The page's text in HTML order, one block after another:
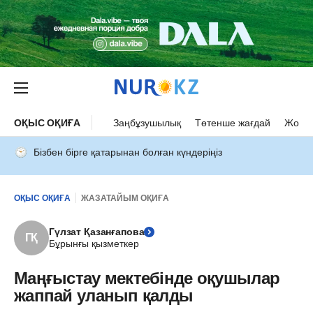
ОҚЫС ОҚИҒА Заңбұзушылық Төтенше жағдай Жол
Бізбен бірге қатарынан болған күндеріңіз
ОҚЫС ОҚИҒА ЖАЗАТАЙЫМ ОҚИҒА
ГҚ
Гүлзат Қазанғапова
Бұрынғы қызметкер
Маңғыстау мектебінде оқушылар
жаппай уланып қалды